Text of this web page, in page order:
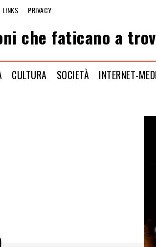
LINKS PRIVACY
che faticano a
CULTURA SOCIETÀ INTERNET-